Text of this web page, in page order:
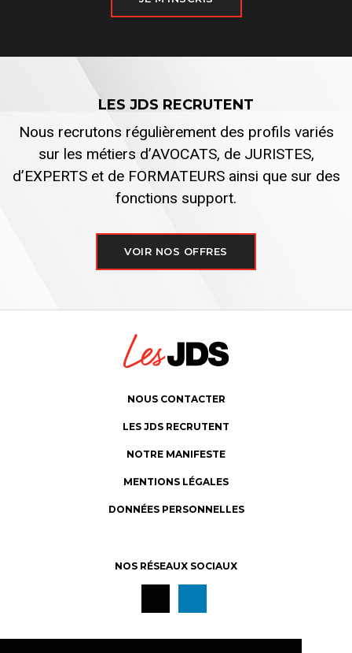
LES JDS RECRUTENT
Nous recrutons régulièrement des profils variés
sur les métiers d’AVOCATS, de JURISTES,
d’EXPERTS et de FORMATEURS ainsi que sur des
fonctions support.
VOIR NOS OFFRES
NOUS CONTACTER
LES JDS RECRUTENT
NOTRE MANIFESTE
MENTIONS LÉGALES
DONNÉES PERSONNELLES
NOS RÉSEAUX SOCIAUX